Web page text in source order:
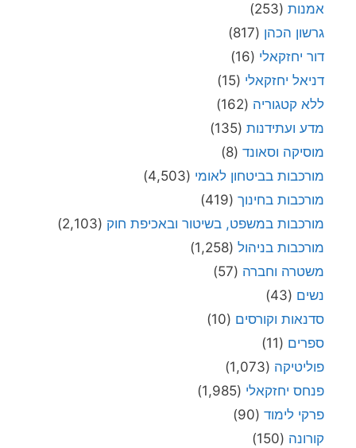
אמנות (253)
גרשון הכהן (817)
דור יחזקאלי (16)
דניאל יחזקאלי (15)
ללא קטגוריה (162)
מדע ועתידנות (135)
מוסיקה וסאונד (8)
מורכבות בביטחון לאומי (4,503)
מורכבות בחינוך (419)
מורכבות במשפט, בשיטור ובאכיפת חוק (2,103)
מורכבות בניהול (1,258)
משטרה וחברה (57)
נשים (43)
סדנאות וקורסים (10)
ספרים (11)
פוליטיקה (1,073)
פנחס יחזקאלי (1,985)
פרקי לימוד (90)
קורונה (150)